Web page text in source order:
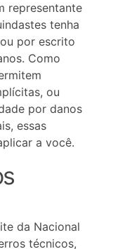
representante
tenha
por escrito
Como
ou
por danos
essas
a você.
da Nacional
técnicos,